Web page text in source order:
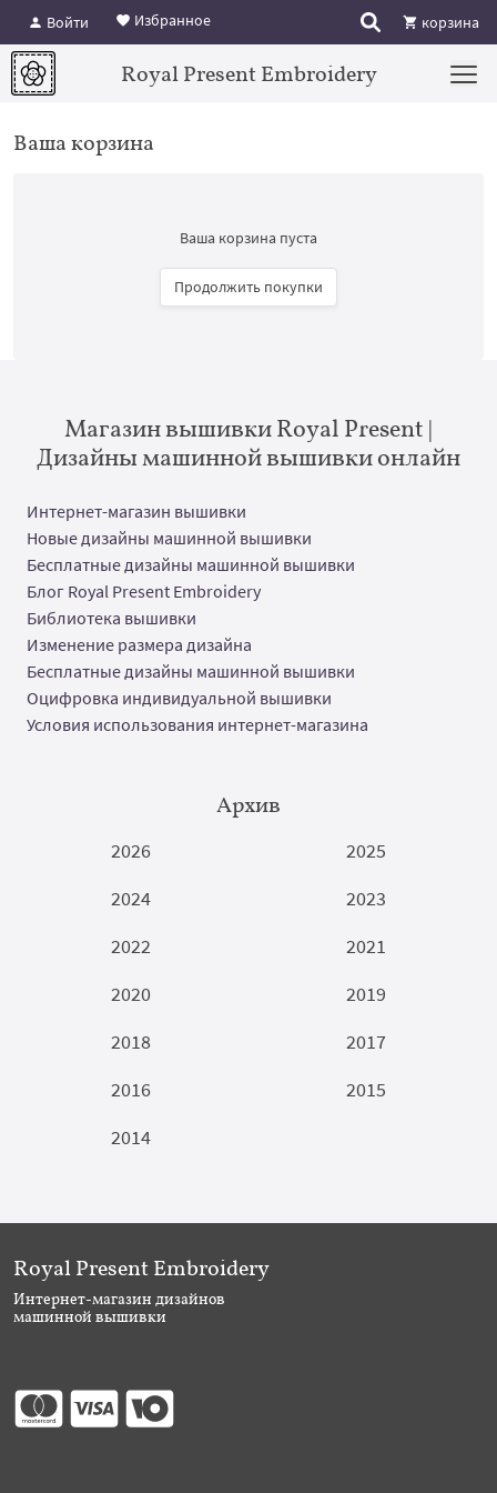
Войти Избранное корзина
Royal Present Embroidery
Ваша корзина
Ваша корзина пуста
Продолжить покупки
Магазин вышивки Royal Present |
Дизайны машинной вышивки онлайн
Интернет-магазин вышивки
Новые дизайны машинной вышивки
Бесплатные дизайны машинной вышивки
Блог Royal Present Embroidery
Библиотека вышивки
Изменение размера дизайна
Бесплатные дизайны машинной вышивки
Оцифровка индивидуальной вышивки
Условия использования интернет-магазина
Архив
2026
2025
2024
2023
2022
2021
2020
2019
2018
2017
2016
2015
2014
Royal Present Embroidery
Интернет-магазин дизайнов
машинной вышивки